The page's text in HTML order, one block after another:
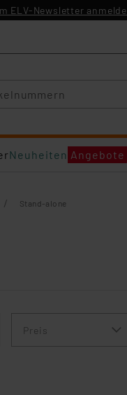
ELV-Newsletter
Neuheiten Angebote
/ Stand-alone
Preis